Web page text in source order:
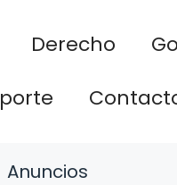
Derecho
Anuncios